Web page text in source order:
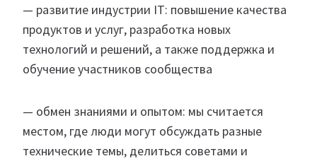
— развитие индустрии IT: повышение качества
продуктов и услуг, разработка новых
технологий и решений, а также поддержка и
обучение участников сообщества
— обмен знаниями и опытом: мы считается
местом, где люди могут обсуждать разные
технические темы, делиться советами и